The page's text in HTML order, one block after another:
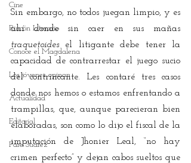
Cine
Rincón Literario
Conoce el Magdalena
Los jóvenes opinan
Actualidad
Editorial
Fare Suárez
Sin embargo, no todos juegan limpio, y es
traquetoides el litigante debe tener la
capacidad de contrarrestar el juego sucio
del contrincante. Les contaré tres casos
donde nos hemos o estamos enfrentando a
trampillas, que, aunque parecieran bien
elaboradas, son como lo dijo el fiscal de la
imputación de Jhonier Leal, “no hay
crimen perfecto” y dejan cabos sueltos que